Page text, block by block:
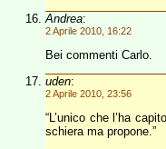
Andrea:
2 Aprile 2010, 16:22
Bei commenti Carlo.
uden:
2 Aprile 2010, 23:56
“L’unico che l’ha
schiera ma propone.”